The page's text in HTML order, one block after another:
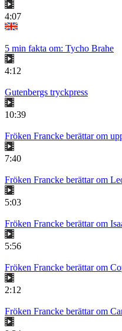
4:07
5 min fakta om: Tycho Brahe
4:12
Gutenbergs tryckpress
10:39
Fröken Francke berättar om
7:40
Fröken Francke berättar om
5:03
Fröken Francke berättar om
5:56
Fröken Francke berättar om
2:12
Fröken Francke berättar om